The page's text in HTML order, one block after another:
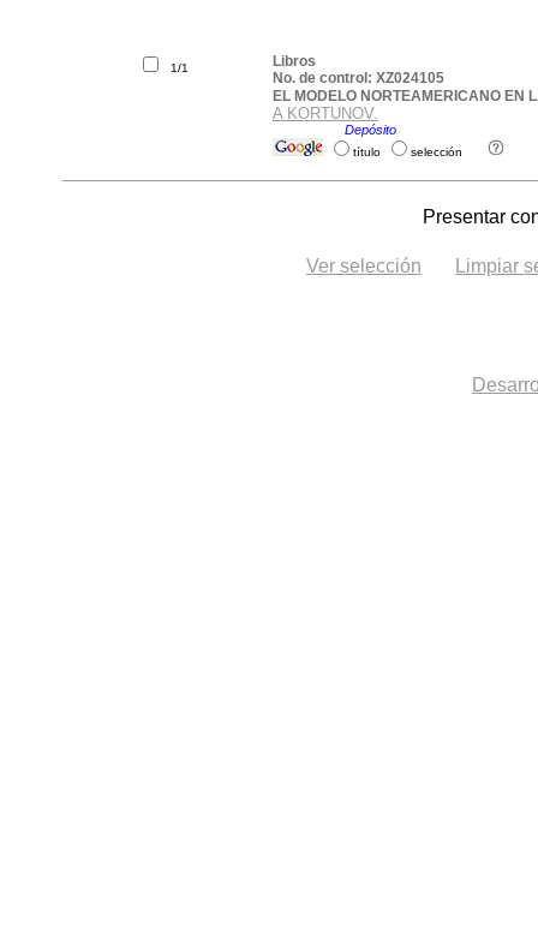
1/1
Libros
No. de control: XZ024105
EL MODELO NORTEAMERICANO EN
A KORTUNOV.
Depósito
título selección
Presentar
Ver selección Limpiar